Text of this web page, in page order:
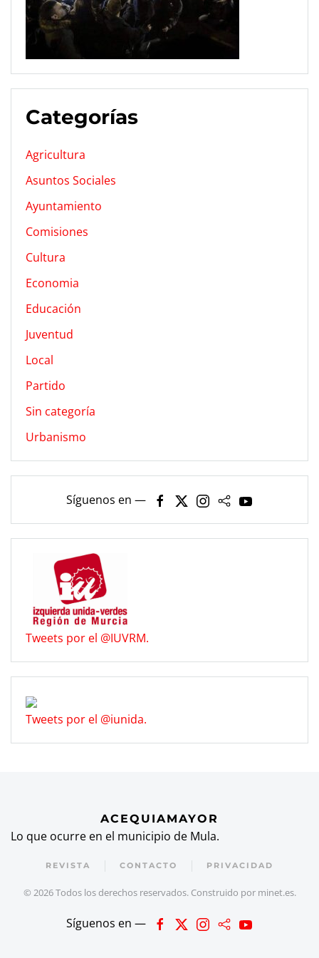
Categorías
Agricultura
Asuntos Sociales
Ayuntamiento
Comisiones
Cultura
Economia
Educación
Juventud
Local
Partido
Sin categoría
Urbanismo
Síguenos en —
Tweets por el @IUVRM.
Tweets por el @iunida.
ACEQUIAMAYOR
Lo que ocurre en el municipio de Mula.
REVISTA CONTACTO PRIVACIDAD
© 2026Todos los derechos reservados. Construido por minet.es.
Síguenos en —